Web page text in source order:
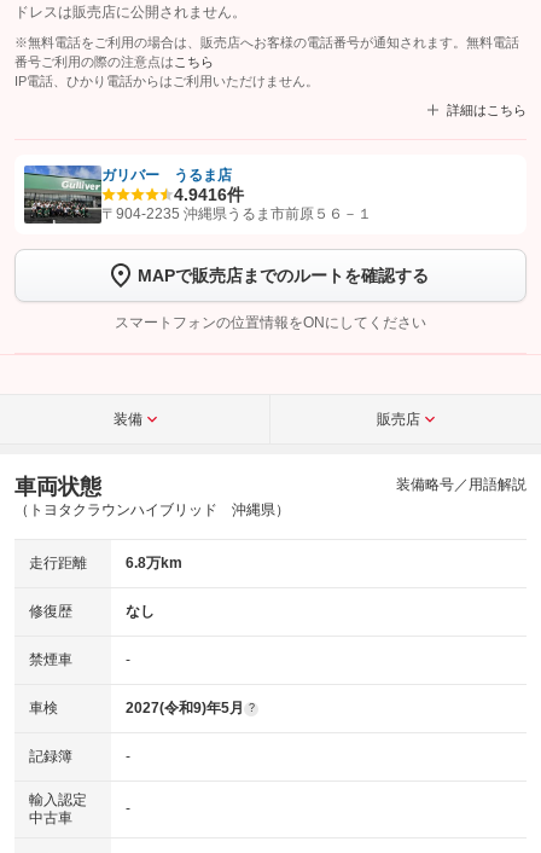
ドレスは販売店に公開されません。
※無料電話をご利用の場合は、販売店へお客様の電話番号が通知されます。無料電話
番号ご利用の際の注意点は こちら
IP電話、ひかり電話からはご利用いただけません。
詳細はこちら
【STEP1】認証画面でグーネットを友だち追加してから「許可する」ボタンを押
トーク画面で
ボタンをタップして問い合わせを
完了してください。
こちら
ガリバー うるま店
4.9416件
〒904-2235 沖縄県うるま市前原５６－１
MAPで販売店までのルートを確認する
スマートフォンの位置情報をONにしてください
装備 販売店
車両状態
（トヨタクラウンハイブリッド 沖縄県）
装備略号／用語解説
走行距離 6.8万km
修復歴 なし
禁煙車 -
車検 2027(令和9)年5月 ?
記録簿 -
輸入認定
中古車
-